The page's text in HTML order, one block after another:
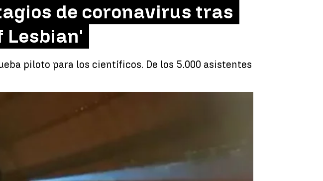
de coronavirus tras
Lesbian'
piloto para los científicos. De los 5.000 asistentes
contagios de coronavirus tras el concierto masivo de Love of Lesbian |